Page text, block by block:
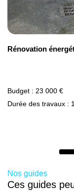
performante.
nos
vos rêves, tout
Rénovation
Budget : 23 000 €
Durée des travaux :
Nos guides
Ces guides